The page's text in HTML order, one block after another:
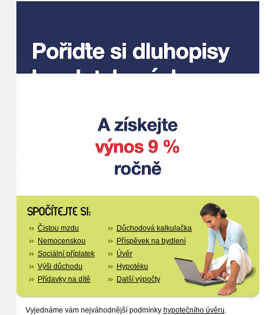
Čistou mzdu
Nemocenskou
Sociální příplatek
Výši důchodu
Přídavky na dítě
Důchodová kalkulačka
Příspěvek na bydlení
Úvěr
Hypotéku
Další výpočty
Vyjednáme vám nejváhodnější podmínky hypotečního úvěru.